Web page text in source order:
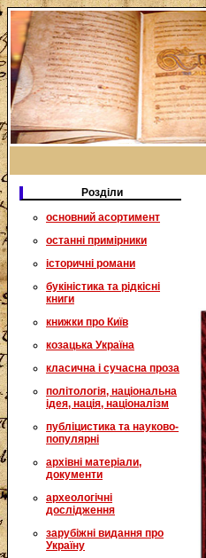
Розділи
основний асортимент
останні примірники
історичні романи
букіністика та рідкісні
книги
книжки про Київ
козацька Україна
класична і сучасна проза
політологія, національна
ідея, нація, націоналізм
публіцистика та науково-
популярні
архівні матеріали,
документи
археологічні
дослідження
зарубіжні видання про
Україну